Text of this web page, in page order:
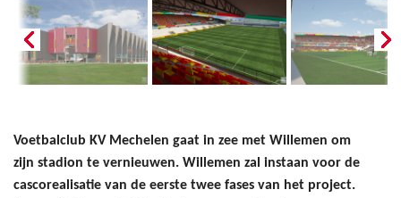
Voetbalclub KV Mechelen gaat in zee met Willemen om
zijn stadion te vernieuwen. Willemen zal instaan voor de
cascorealisatie van de eerste twee fases van het project.